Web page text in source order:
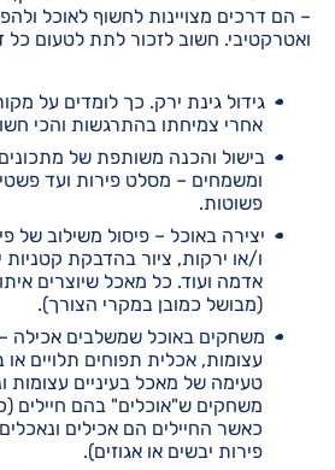
– הם דרכים מצויינות לחשוף לאוכל
ואטרקטיבי. חשוב לזכור לתת לטעום כל
גידול גינת ירק. כך לומדים על
אחרי צמיחתו בהתרגשות והכי
בישול והכנה משותפת של
ומשמחים – מסלט פירות ועד
פשוטות.
יצירה באוכל – פיסול משילוב של
ו/או ירקות, ציור בהדבקת
אדמה ועוד. כל מאכל שיוצרים
(מבושל כמובן במקרי הצורך).
משחקים באוכל שמשלבים אכילה
עצומות, אכלית תפוחים תלויים או
טעימה של מאכל בעיניים עצומות
משחקים ש"אוכלים" בהם חיילים
כאשר החיילים הם אכילים
פירות יבשים או אגוזים).